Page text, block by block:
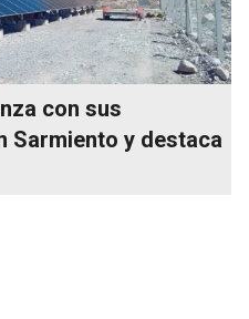
con sus
Sarmiento y destaca